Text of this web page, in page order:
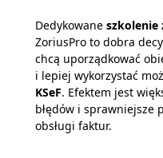
Dedykowane szkolenie
ZoriusPro to dobra
chcą uporządkować
i lepiej wykorzystać
KSeF. Efektem jest
błędów i sprawniejsze
obsługi faktur.